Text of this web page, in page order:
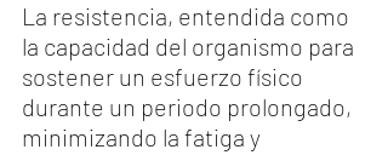
La resistencia, entendida como
la capacidad del organismo para
sostener un esfuerzo físico
durante un periodo prolongado,
minimizando la fatiga y